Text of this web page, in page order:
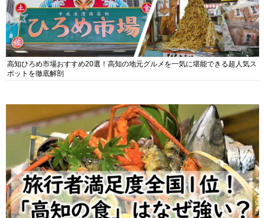
高知ひろめ市場おすすめ20選！高知の地元グルメを一気に堪能できる超人気ス
ポットを徹底解剖